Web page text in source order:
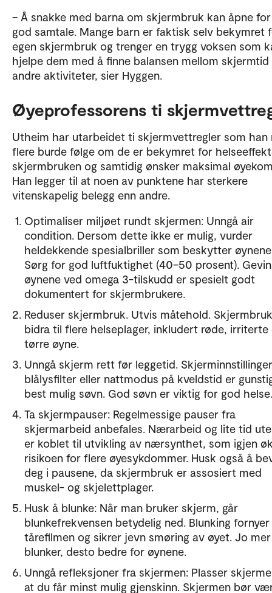
– Å snakke med barna om skjermbruk kan åpne
god samtale. Mange barn er faktisk selv bekymret
egen skjermbruk og trenger en trygg voksen som
hjelpe dem med å finne balansen mellom skjermtid
andre aktiviteter, sier Hyggen.
Øyeprofessorens ti
Utheim har utarbeidet ti skjermvettregler som han
flere burde følge om de er bekymret for
skjermbruken og samtidig ønsker maksimal
Han legger til at noen av punktene har sterkere
vitenskapelig belegg enn andre.
Optimaliser miljøet rundt skjermen: Unngå air
condition. Dersom dette ikke er mulig, vurder
heldekkende spesialbriller som beskytter
Sørg for god luftfuktighet (40–50 prosent).
øynene ved omega 3-tilskudd er spesielt godt
dokumentert for skjermbrukere.
Reduser skjermbruk. Utvis måtehold.
bidra til flere helseplager, inkludert røde, irriterte
tørre øyne.
Unngå skjerm rett før leggetid.
blålysfilter eller nattmodus på kveldstid er
best mulig søvn. God søvn er viktig for god helse.
Ta skjermpauser: Regelmessige pauser fra
skjermarbeid anbefales. Nærarbeid og lite tid
er koblet til utvikling av nærsynthet, som igjen
risikoen for flere øyesykdommer. Husk også å
deg i pausene, da skjermbruk er assosiert med
muskel- og skjelettplager.
Husk å blunke: Når man bruker skjerm, går
blunkefrekvensen betydelig ned. Blunking fornyer
tårefilmen og sikrer jevn smøring av øyet. Jo
blunker, desto bedre for øynene.
Unngå refleksjoner fra skjermen: Plasser
at du får minst mulig gjenskinn. Skjermen bør